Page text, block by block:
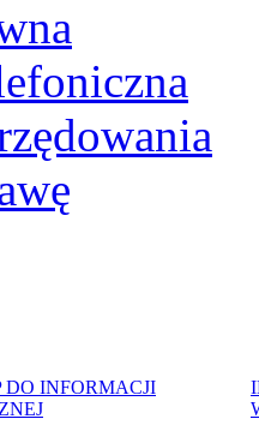
DO INFORMACJI